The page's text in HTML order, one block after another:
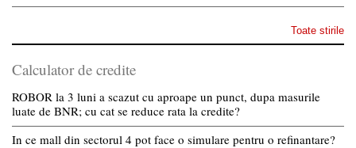
Toate stirile
Calculator de credite
ROBOR la 3 luni a scazut cu aproape un punct, dupa masurile
luate de BNR; cu cat se reduce rata la credite?
In ce mall din sectorul 4 pot face o simulare pentru o refinantare?